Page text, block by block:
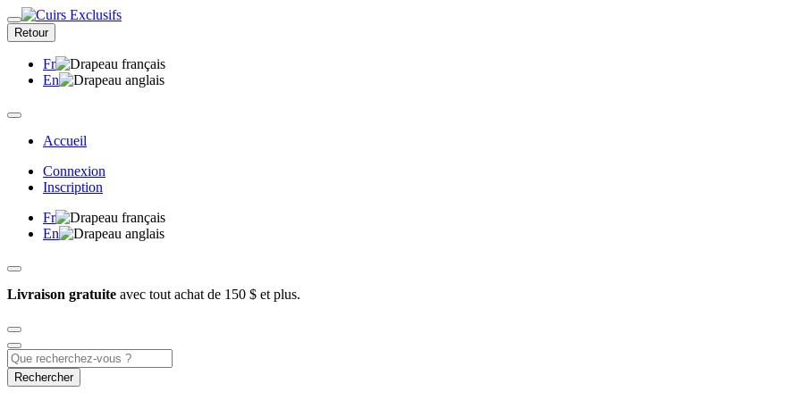
Retour
Fr
En
Accueil
Connexion
Inscription
Fr
En
Livraison gratuite avec tout achat de 150 $ et plus.
Rechercher